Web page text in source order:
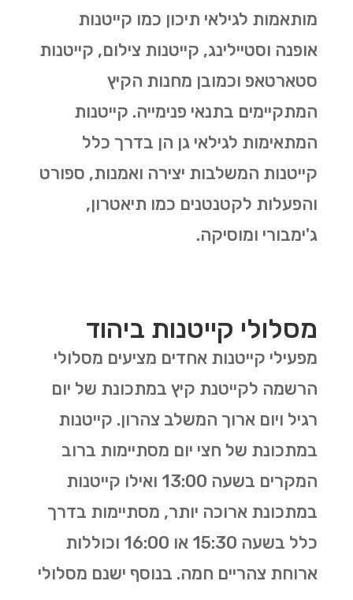
מותאמות לגילאי תיכון כמו קייטנות
אופנה וסטיילינג, קייטנות צילום, קייטנות
סטארטאפ וכמובן מחנות הקיץ
המתקיימים בתנאי פנימייה. קייטנות
המתאימות לגילאי גן הן בדרך כלל
קייטנות המשלבות יצירה ואמנות, ספורט
והפעלות לקטנטנים כמו תיאטרון,
ג'ימבורי ומוסיקה.
מסלולי קייטנות ביהוד
מפעילי קייטנות אחדים מציעים מסלולי
הרשמה לקייטנת קיץ במתכונת של יום
רגיל ויום ארוך המשלב צהרון. קייטנות
במתכונת של חצי יום מסתיימות ברוב
המקרים בשעה 13:00 ואילו קייטנות
במתכונת ארוכה יותר, מסתיימות בדרך
כלל בשעה 15:30 או 16:00 וכוללות
ארוחת צהריים חמה. בנוסף ישנם מסלולי